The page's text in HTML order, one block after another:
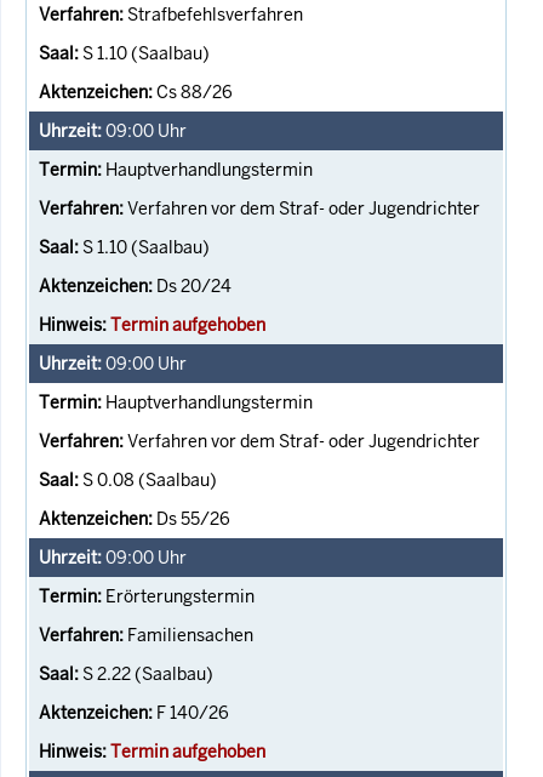
Strafbefehlsverfahren
S 1.10 (Saalbau)
Cs 88/26
09:00 Uhr
Hauptverhandlungstermin
Verfahren vor dem Straf- oder Jugendrichter
S 1.10 (Saalbau)
Ds 20/24
Termin aufgehoben
09:00 Uhr
Hauptverhandlungstermin
Verfahren vor dem Straf- oder Jugendrichter
S 0.08 (Saalbau)
Ds 55/26
09:00 Uhr
Erörterungstermin
Familiensachen
S 2.22 (Saalbau)
F 140/26
Termin aufgehoben